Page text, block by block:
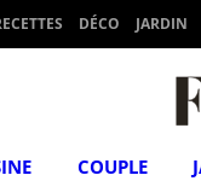
DÉCO JARDIN
COUPLE